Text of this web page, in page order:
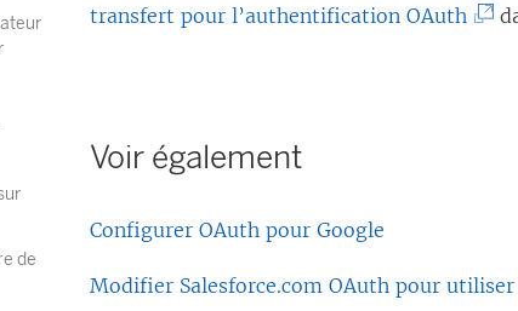
de
transfert pour l’authentification OAuth (
Voir également
Configurer OAuth pour Google
Modifier Salesforce.com OAuth pour